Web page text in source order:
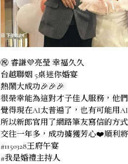
㊗️ 睿謙💜亮瑩 幸福久久
台越聯姻 5桌迷你婚宴
熱鬧大成功🎉🎉🎉
很榮幸能為這對才子佳人服務，他
覺得現在AI太普遍了，也有可能用
所以新郎官用了網路筆友寫信的方
交往一年多，成功擄獲芳心❤️順利
#1150328王府午宴
#我是婚禮主持人